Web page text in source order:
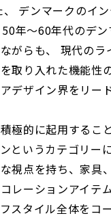
デンマークのイ
50年〜60年代のデ
がらも、 現代のラ
取り入れた機能性
デザイン界をリー
極的に起用するこ
というカテゴリー
視点を持ち、家具
レーションアイテ
スタイル全体をコ